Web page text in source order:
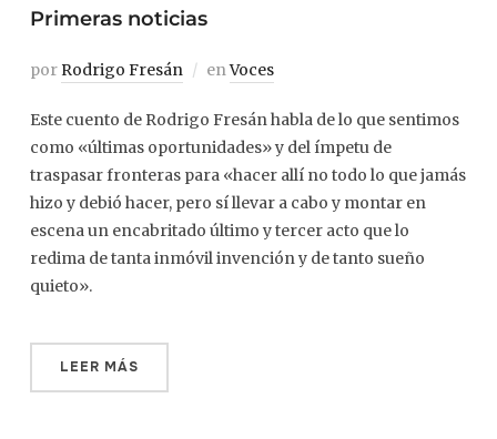
Primeras noticias
por Rodrigo Fresán enVoces
Este cuento de Rodrigo Fresán habla de lo que sentimos
como «últimas oportunidades» y del ímpetu de
traspasar fronteras para «hacer allí no todo lo que jamás
hizo y debió hacer, pero sí llevar a cabo y montar en
escena un encabritado último y tercer acto que lo
redima de tanta inmóvil invención y de tanto sueño
quieto».
LEER MÁS